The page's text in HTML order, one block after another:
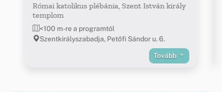
Római katolikus plébánia, Szent István király
templom
<100 m-re a programtól
Szentkirályszabadja, Petőfi Sándor u. 6.
Tovább